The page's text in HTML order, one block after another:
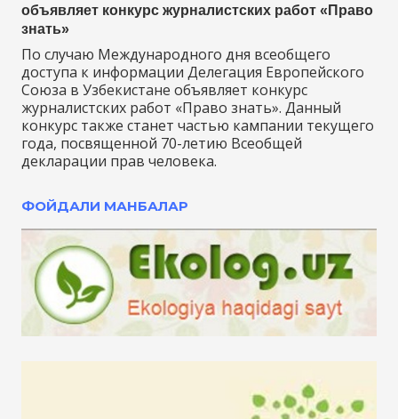
объявляет конкурс журналистских работ «Право
знать»
По случаю Международного дня всеобщего
доступа к информации Делегация Европейского
Союза в Узбекистане объявляет конкурс
журналистских работ «Право знать». Данный
конкурс также станет частью кампании текущего
года, посвященной 70-летию Всеобщей
декларации прав человека.
ФОЙДАЛИ МАНБАЛАР